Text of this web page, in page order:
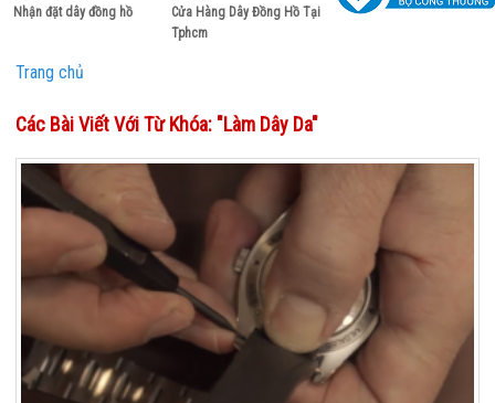
Nhận đặt dây đồng hồ
Cửa Hàng Dây Đồng Hồ Tại
Tphcm
Trang chủ
Các Bài Viết Với Từ Khóa: "làm Dây Da"